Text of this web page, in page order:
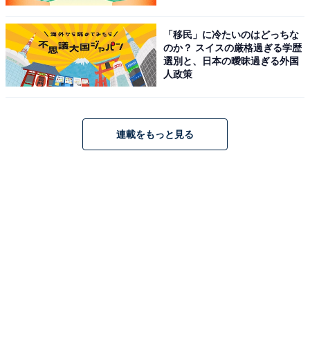
「移民」に冷たいのはどっちな
のか？ スイスの厳格過ぎる学歴
選別と、日本の曖昧過ぎる外国
人政策
連載をもっと見る